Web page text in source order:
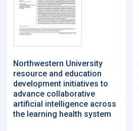
Northwestern University
resource and education
development initiatives to
advance collaborative
artificial intelligence across
the learning health system